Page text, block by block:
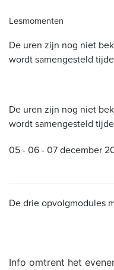
Lesmomenten
De uren zijn nog niet
wordt samengesteld
De uren zijn nog niet
wordt samengesteld
05 - 06 - 07 december
De drie opvolgmodules
Info omtrent het